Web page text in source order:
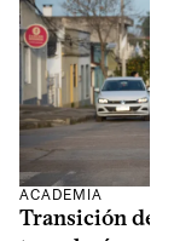
ACADEMIA
Transición